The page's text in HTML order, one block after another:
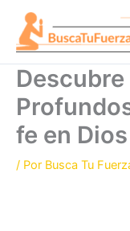
contenido
fe en Dios
/ Por Busca Tu